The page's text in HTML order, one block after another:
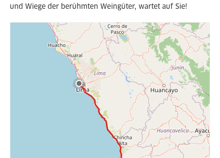
und Wiege der berühmten Weingüter, wartet auf Sie!